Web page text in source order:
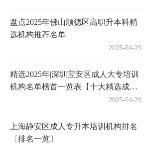
盘点2025年佛山顺德区高职升本科精
选机构推荐名单
2025-04-29
精选2025年|深圳宝安区成人大专培训
机构名单榜首一览表【十大精选成人
2025-04-29
上海静安区成人专升本培训机构排名
〔排名一览〕